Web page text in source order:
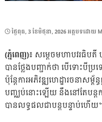
POSTED
ថ្ងៃ​ពុធ, 3 ខែ​មិថុនា, 2026អត្ថបទដោយ
(ភ្នំពេញ)៖ សម្ដេចមហាបវរធិបតី
បានថ្លែងបញ្ជាក់ថា បើទោះបីប្
ប៉ុន្ដែការអភិវឌ្ឍហេដ្ឋារចនាសម្
បញ្ឈប់នោះឡើយ នឹងនៅតែបន្តក
បានលទ្ធផលជាបន្ដបន្ទាប់ហើយ